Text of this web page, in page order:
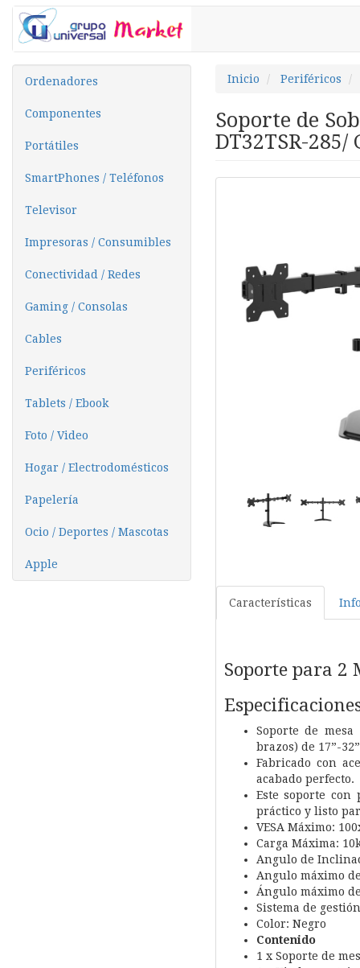
Ordenadores
Componentes
Portátiles
SmartPhones / Teléfonos
Televisor
Impresoras / Consumibles
Conectividad / Redes
Gaming / Consolas
Cables
Periféricos
Tablets / Ebook
Foto / Video
Hogar / Electrodomésticos
Papelería
Ocio / Deportes / Mascotas
Apple
Inicio Periféricos
Soporte de
DT32TSR-
Características
Soporte para 2
Soporte de
brazos) de 17”-32”
Fabricado con
acabado perfecto.
Este soporte con
práctico y listo
VESA Máximo:
Carga Máxima:
Angulo de
Angulo máximo
Ángulo máximo
Sistema de
Color: Negro
Contenido
1 x Soporte de